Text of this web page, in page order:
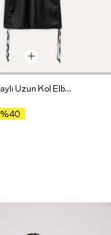
Büzgü Detaylı Uzun Kol Elbise
%40